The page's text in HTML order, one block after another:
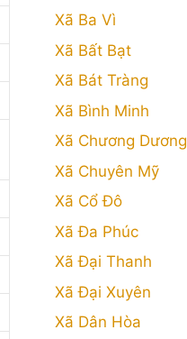
Xã Ba Vì
Xã Bất Bạt
Xã Bát Tràng
Xã Bình Minh
Xã Chương Dương
Xã Chuyên Mỹ
Xã Cổ Đô
Xã Đa Phúc
Xã Đại Thanh
Xã Đại Xuyên
Xã Dân Hòa